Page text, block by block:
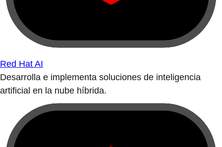
Red Hat AI
Desarrolla e implementa soluciones de inteligencia
artificial en la nube híbrida.